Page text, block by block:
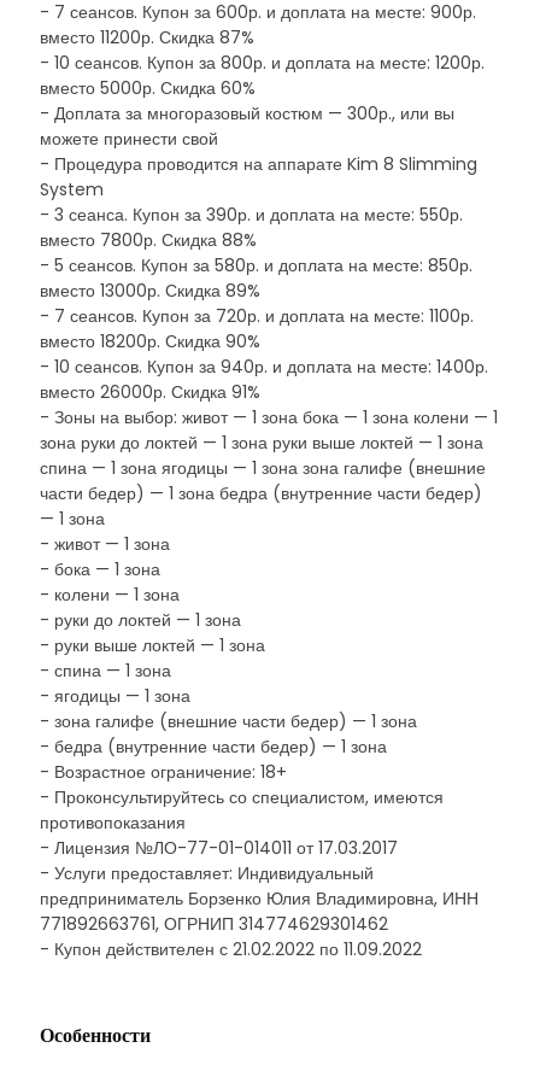
- 7 сеансов. Купон за 600р. и доплата на месте: 900р.
вместо 11200р. Скидка 87%
- 10 сеансов. Купон за 800р. и доплата на месте: 1200р.
вместо 5000р. Скидка 60%
- Доплата за многоразовый костюм — 300р., или вы
можете принести свой
- Процедура проводится на аппарате Kim 8 Slimming
System
- 3 сеанса. Купон за 390р. и доплата на месте: 550р.
вместо 7800р. Скидка 88%
- 5 сеансов. Купон за 580р. и доплата на месте: 850р.
вместо 13000р. Скидка 89%
- 7 сеансов. Купон за 720р. и доплата на месте: 1100р.
вместо 18200р. Скидка 90%
- 10 сеансов. Купон за 940р. и доплата на месте: 1400р.
вместо 26000р. Скидка 91%
- Зоны на выбор: живот — 1 зона бока — 1 зона колени — 1
зона руки до локтей — 1 зона руки выше локтей — 1 зона
спина — 1 зона ягодицы — 1 зона зона галифе (внешние
части бедер) — 1 зона бедра (внутренние части бедер)
— 1 зона
- живот — 1 зона
- бока — 1 зона
- колени — 1 зона
- руки до локтей — 1 зона
- руки выше локтей — 1 зона
- спина — 1 зона
- ягодицы — 1 зона
- зона галифе (внешние части бедер) — 1 зона
- бедра (внутренние части бедер) — 1 зона
- Возрастное ограничение: 18+
- Проконсультируйтесь со специалистом, имеются
противопоказания
- Лицензия №ЛО-77-01-014011 от 17.03.2017
- Услуги предоставляет: Индивидуальный
предприниматель Борзенко Юлия Владимировна, ИНН
771892663761, ОГРНИП 314774629301462
- Купон действителен с 21.02.2022 по 11.09.2022
Особенности